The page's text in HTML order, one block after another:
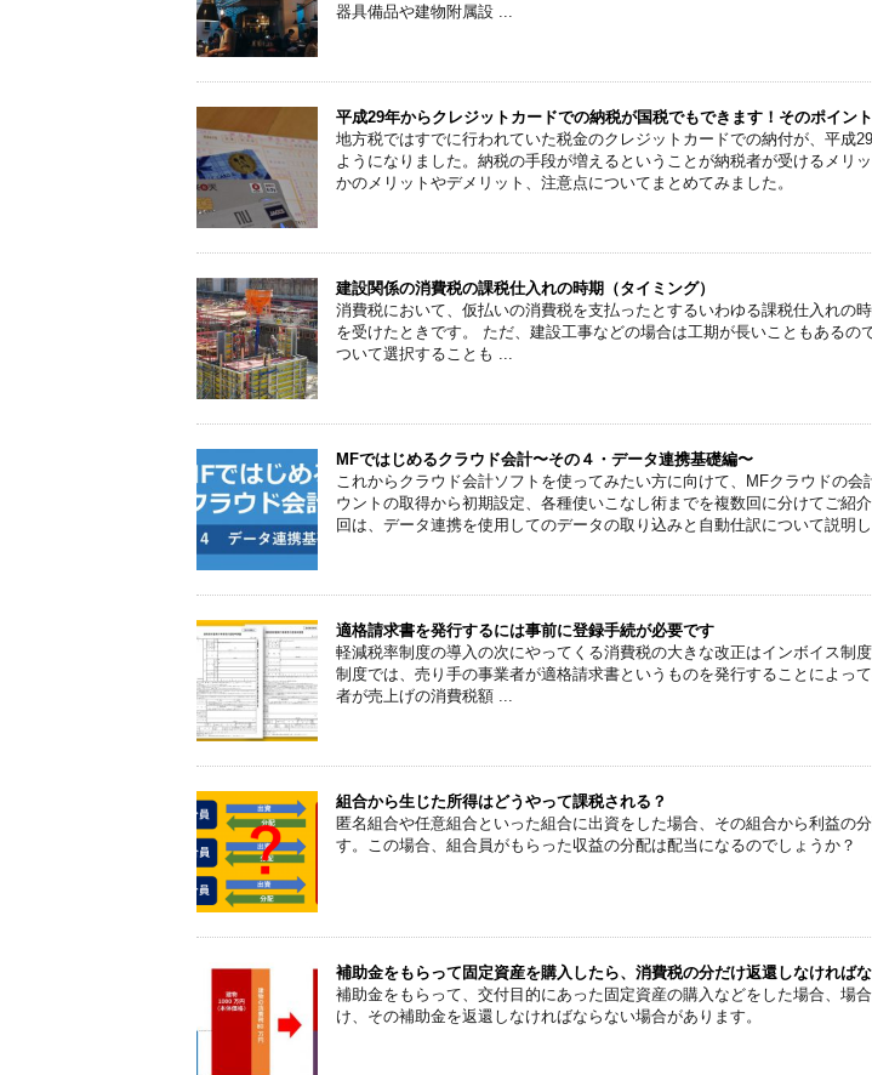
器具備品や建物附属設 ...
平成29年からクレジットカードでの納税が国税でもできます！そのポイン
地方税ではすでに行われていた税金のクレジットカードでの納付が、平成
ようになりました。納税の手段が増えるということが納税者が受けるメリ
かのメリットやデメリット、注意点についてまとめてみました。
建設関係の消費税の課税仕入れの時期（タイミング）
消費税において、仮払いの消費税を支払ったとするいわゆる課税仕入れの
を受けたときです。 ただ、建設工事などの場合は工期が長いこともあるの
ついて選択することも ...
MFではじめるクラウド会計〜その４・データ連携基礎編〜
これからクラウド会計ソフトを使ってみたい方に向けて、MFクラウドの会
ウントの取得から初期設定、各種使いこなし術までを複数回に分けてご紹
回は、データ連携を使用してのデータの取り込みと自動仕訳について説明し
適格請求書を発行するには事前に登録手続が必要です
軽減税率制度の導入の次にやってくる消費税の大きな改正はインボイス制
制度では、売り手の事業者が適格請求書というものを発行することによっ
者が売上げの消費税額 ...
組合から生じた所得はどうやって課税される？
匿名組合や任意組合といった組合に出資をした場合、その組合から利益の
す。この場合、組合員がもらった収益の分配は配当になるのでしょうか？
補助金をもらって固定資産を購入したら、消費税の分だけ返還しなければ
補助金をもらって、交付目的にあった固定資産の購入などをした場合、場
け、その補助金を返還しなければならない場合があります。